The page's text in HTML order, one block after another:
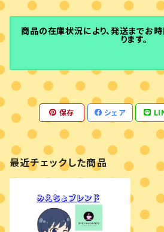
商品の在庫状況により、発送までお
ります。
保存 シェア
最近チェックした商品